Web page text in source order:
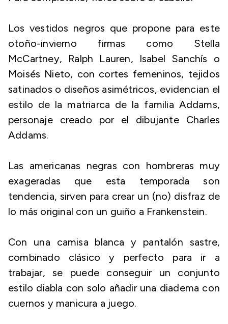
Los vestidos negros que propone para este
otoño-invierno firmas como Stella
McCartney, Ralph Lauren, Isabel Sanchís o
Moisés Nieto, con cortes femeninos, tejidos
satinados o diseños asimétricos, evidencian el
estilo de la matriarca de la familia Addams,
personaje creado por el dibujante Charles
Addams.
Las americanas negras con hombreras muy
exageradas que esta temporada son
tendencia, sirven para crear un (no) disfraz de
lo más original con un guiño a Frankenstein.
Con una camisa blanca y pantalón sastre,
combinado clásico y perfecto para ir a
trabajar, se puede conseguir un conjunto
estilo diabla con solo añadir una diadema con
cuernos y manicura a juego.